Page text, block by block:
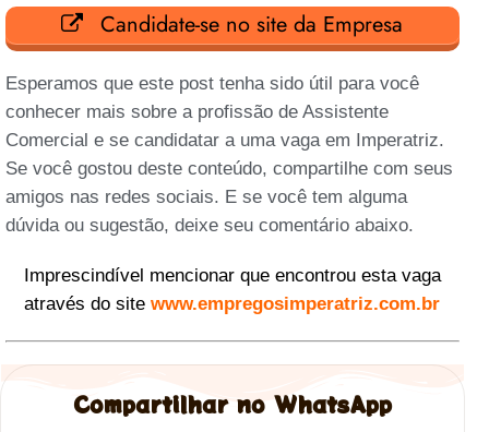
Candidate-se no site da Empresa
Esperamos que este post tenha sido útil para você
conhecer mais sobre a profissão de Assistente
Comercial e se candidatar a uma vaga em Imperatriz.
Se você gostou deste conteúdo, compartilhe com seus
amigos nas redes sociais. E se você tem alguma
dúvida ou sugestão, deixe seu comentário abaixo.
Imprescindível mencionar que encontrou esta vaga
através do sitewww.empregosimperatriz.com.br
Compartilhar no WhatsApp